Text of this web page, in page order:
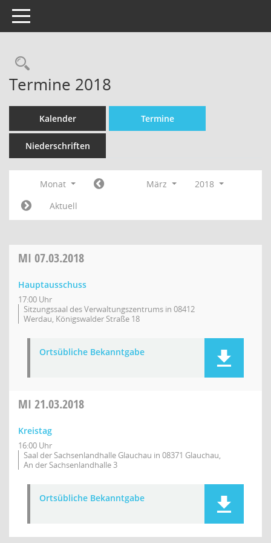
Toggle navigation
Termine 2018
Kalender Termine
Niederschriften
Monat März
2018
Aktuell
MI 07.03.2018
Hauptausschuss
17:00 Uhr
Sitzungssaal des Verwaltungszentrums in 08412
Werdau, Königswalder Straße 18
Ortsübliche Bekanntgabe
MI 21.03.2018
Kreistag
16:00 Uhr
Saal der Sachsenlandhalle Glauchau in 08371 Glauchau,
An der Sachsenlandhalle 3
Ortsübliche Bekanntgabe